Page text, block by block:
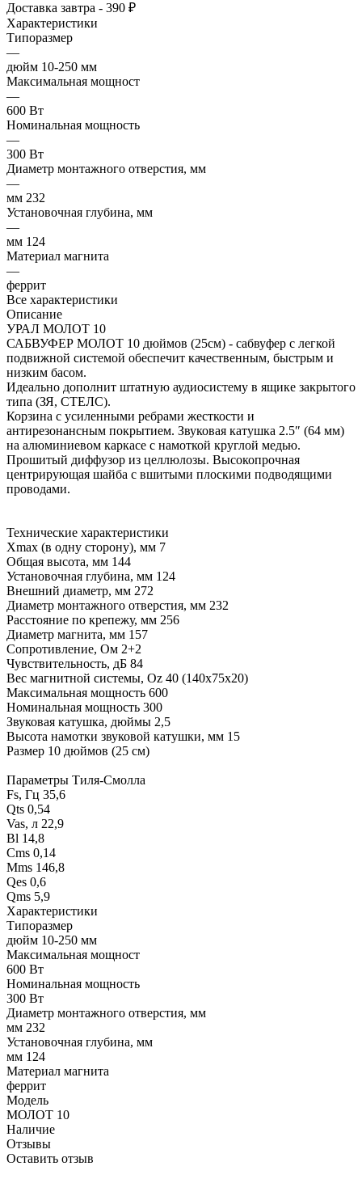
Доставка завтра - 390 ₽
Характеристики
Типоразмер
—
дюйм 10-250 мм
Максимальная мощност
—
600 Вт
Номинальная мощность
—
300 Вт
Диаметр монтажного отверстия, мм
—
мм 232
Установочная глубина, мм
—
мм 124
Материал магнита
—
феррит
Все характеристики
Описание
УРАЛ МОЛОТ 10
САБВУФЕР МОЛОТ 10 дюймов (25см) - сабвуфер с легкой
подвижной системой обеспечит качественным, быстрым и
низким басом.
Идеально дополнит штатную аудиосистему в ящике закрытого
типа (ЗЯ, СТЕЛС).
Корзина с усиленными ребрами жесткости и
антирезонансным покрытием. Звуковая катушка 2.5″ (64 мм)
на алюминиевом каркасе с намоткой круглой медью.
Прошитый диффузор из целлюлозы. Высокопрочная
центрирующая шайба c вшитыми плоскими подводящими
проводами.
Технические характеристики
Xmax (в одну сторону), мм 7
Общая высота, мм 144
Установочная глубина, мм 124
Внешний диаметр, мм 272
Диаметр монтажного отверстия, мм 232
Расстояние по крепежу, мм 256
Диаметр магнита, мм 157
Сопротивление, Ом 2+2
Чувствительность, дБ 84
Вес магнитной системы, Oz 40 (140х75х20)
Максимальная мощность 600
Номинальная мощность 300
Звуковая катушка, дюймы 2,5
Высота намотки звуковой катушки, мм 15
Размер 10 дюймов (25 см)
Параметры Тиля-Смолла
Fs, Гц 35,6
Qts 0,54
Vas, л 22,9
Bl 14,8
Cms 0,14
Mms 146,8
Qes 0,6
Qms 5,9
Характеристики
Типоразмер
дюйм 10-250 мм
Максимальная мощност
600 Вт
Номинальная мощность
300 Вт
Диаметр монтажного отверстия, мм
мм 232
Установочная глубина, мм
мм 124
Материал магнита
феррит
Модель
МОЛОТ 10
Наличие
Отзывы
Оставить отзыв